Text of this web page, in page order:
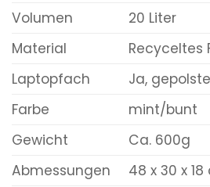
Volumen
20 Liter
Material
Recyceltes
Laptopfach
Ja,
Farbe
mint/bunt
Gewicht
Ca. 600g
Abmessungen
48 x 30 x